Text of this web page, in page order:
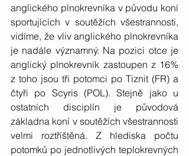
anglického plnokrevníka v původu koní
sportujících v soutěžích všestrannosti,
vidíme, že vliv anglického plnokrevníka
je nadále významný. Na pozici otce je
anglický plnokrevník zastoupen z 16%
z toho jsou tři potomci po Tiznit (FR) a
čtyři po Scyris (POL). Stejně jako u
ostatních disciplín je původová
základna koní v soutěžích všestrannosti
velmi roztříštěná. Z hlediska počtu
potomků po jednotlivých teplokrevných